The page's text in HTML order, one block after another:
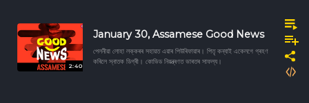
2:40
January 30, Assamese Good News
পেলনীয়া লোহা লক্কৰৰ সহায়ত এয়াৰ পিউৰিফায়াৰ। পিতৃ কন্যাই একেলগে গ্ৰহণ
কৰিলে স্নাতক ডিগ্ৰী। কোভিড নিয়ন্ত্ৰণত ভাৰতৰ সাফল্য।